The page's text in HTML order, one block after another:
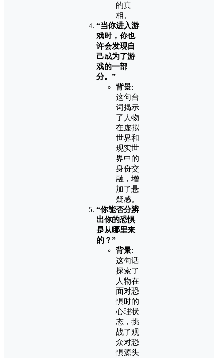
的真
相。
“当你进入游
戏时，你也
许会发现自
己成为了游
戏的一部
分。”
背景:
这句台
词揭示
了人物
在虚拟
世界和
现实世
界中的
身份交
融，增
加了悬
疑感。
“你能否分辨
出你的恐惧
是从哪里来
的？”
背景:
这句话
探索了
人物在
面对恐
惧时的
心理状
态，挑
战了观
众对恐
惧源头